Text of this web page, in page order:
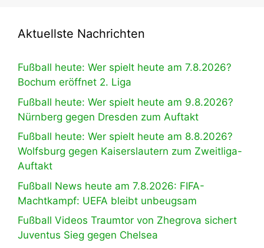
Aktuellste Nachrichten
Fußball heute: Wer spielt heute am 7.8.2026?
Bochum eröffnet 2. Liga
Fußball heute: Wer spielt heute am 9.8.2026?
Nürnberg gegen Dresden zum Auftakt
Fußball heute: Wer spielt heute am 8.8.2026?
Wolfsburg gegen Kaiserslautern zum Zweitliga-
Auftakt
Fußball News heute am 7.8.2026: FIFA-
Machtkampf: UEFA bleibt unbeugsam
Fußball Videos Traumtor von Zhegrova sichert
Juventus Sieg gegen Chelsea